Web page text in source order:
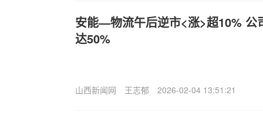
安能—物流午后逆市<涨>超10% 公
达50%
山西新闻网 王志郁 2026-02-04 13:51:21